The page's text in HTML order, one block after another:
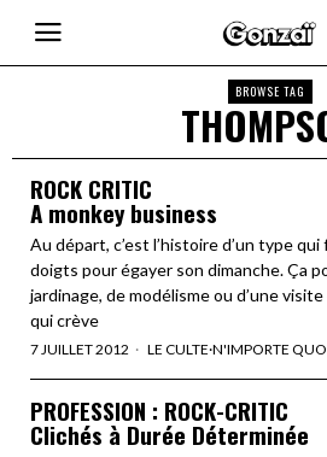
BROWSE TAG
ROCK CRITIC
A monkey business
Au départ, c’est l’histoire d’un type
doigts pour égayer son dimanche. Ça
jardinage, de modélisme ou d’une
qui crève
7 JUILLET 2012 LE CULTE·N'IMPORTE
PROFESSION : ROCK-CRITIC
Clichés à Durée Déterminée